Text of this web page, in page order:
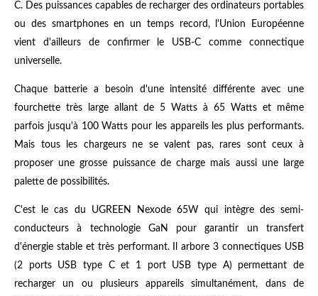
C. Des puissances capables de recharger des ordinateurs portables
ou des smartphones en un temps record, l'Union Européenne
vient d'ailleurs de confirmer le USB-C comme connectique
universelle.
Chaque batterie a besoin d'une intensité différente avec une
fourchette très large allant de 5 Watts à 65 Watts et même
parfois jusqu'à 100 Watts pour les appareils les plus performants.
Mais tous les chargeurs ne se valent pas, rares sont ceux à
proposer une grosse puissance de charge mais aussi une large
palette de possibilités.
C'est le cas du UGREEN Nexode 65W qui intègre des semi-
conducteurs à technologie GaN pour garantir un transfert
d'énergie stable et très performant. Il arbore 3 connectiques USB
(2 ports USB type C et 1 port USB type A) permettant de
recharger un ou plusieurs appareils simultanément, dans de